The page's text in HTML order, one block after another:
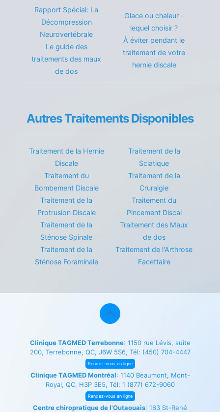
Rapport Spécial: La
Décompression
Neurovertébrale
Le guide des
traitements des maux
de dos
Glace ou chaleur –
lequel choisir ?
À éviter pendant le
traitement de votre
hernie discale
Autres Traitements Disponibles
Traitement de la Hernie
Discale
Traitement du
Bombement Discale
Traitement de la
Protrusion Discale
Traitement de la
Sténose Spinale
Traitement de la
Sténose Foraminale
Traitement de la
Sciatique
Traitement de la
Cruralgie
Traitement du
Pincement Discal
Traitement des Maux
de dos
Traitement de l'Arthrose
Facettaire
Clinique TAGMED Terrebonne: 1150 rue Lévis, suite
200, Terrebonne, QC, J6W 5S6, Tél: (450) 704-4447
Rendez-vous en ligne
Clinique TAGMED Montréal: 1140 Beaumont, Mont-
Royal, QC, H3P 3E5, Tél: 1 (877) 672-9060
Rendez-vous en ligne
Centre chiropratique de l'Outaouais: 163 St-René